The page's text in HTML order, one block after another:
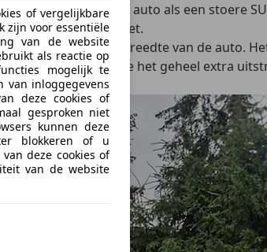
of vergelijkbare
zijn voor essentiële
van de website
als reactie op
mogelijk te
van inloggegevens
deze cookies of
gesproken niet
kunnen deze
blokkeren of u
deze cookies of
van de website
bumpers, oogt de auto als een stoere
een sportief silhouet.
strip over de hele breedte van de auto.
de uitvoering – die het geheel extra